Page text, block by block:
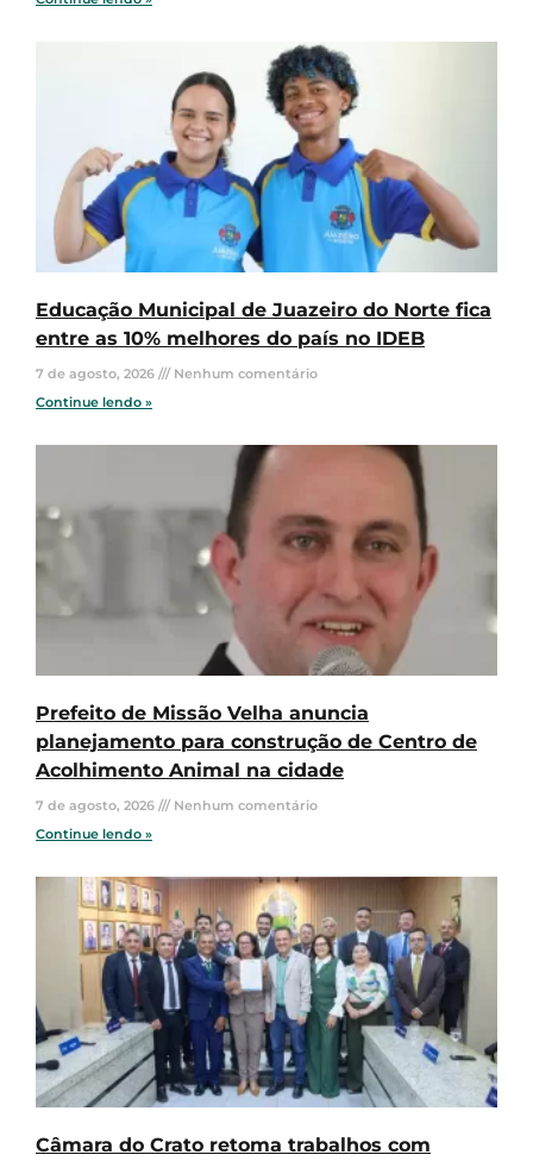
Educação Municipal de Juazeiro do Norte fica
entre as 10% melhores do país no IDEB
7 de agosto, 2026
Nenhum comentário
Continue lendo »
Prefeito de Missão Velha anuncia
planejamento para construção de Centro de
Acolhimento Animal na cidade
7 de agosto, 2026
Nenhum comentário
Continue lendo »
Câmara do Crato retoma trabalhos com